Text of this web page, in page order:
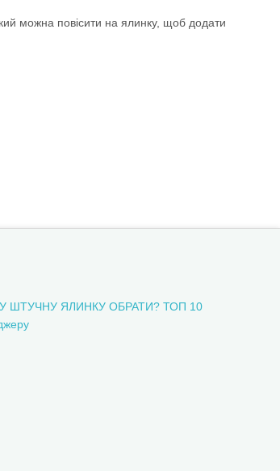
можна повісити на ялинку, щоб додати
ШТУЧНУ ЯЛИНКУ ОБРАТИ? ТОП 10